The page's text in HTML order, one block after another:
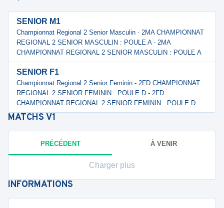
SENIOR M1
Championnat Regional 2 Senior Masculin - 2MA CHAMPIONNAT
REGIONAL 2 SENIOR MASCULIN : POULE A - 2MA
CHAMPIONNAT REGIONAL 2 SENIOR MASCULIN : POULE A
SENIOR F1
Championnat Regional 2 Senior Feminin - 2FD CHAMPIONNAT
REGIONAL 2 SENIOR FEMININ : POULE D - 2FD
CHAMPIONNAT REGIONAL 2 SENIOR FEMININ : POULE D
MATCHS V1
PRÉCÉDENT À VENIR
Charger plus
INFORMATIONS